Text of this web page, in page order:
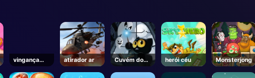
vingança
selvagem
atirador ar
Cuvém dos
Gatos
herói céu Monsterjong